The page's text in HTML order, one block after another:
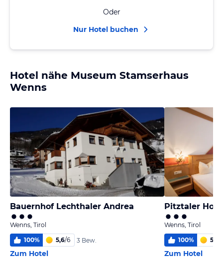
Oder
Nur Hotel buchen
Hotel nähe Museum Stamserhaus
Wenns
Bauernhof Lechthaler Andrea
Wenns, Tirol
100% 5,6/6 3 Bew.
Zum Hotel
Pitztaler Hof
Wenns, Tirol
100% 5,7
Zum Hotel